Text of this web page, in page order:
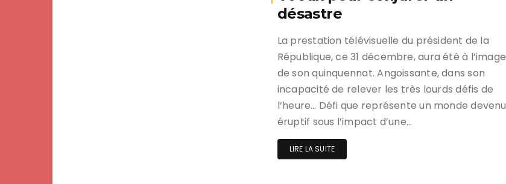
désastre
La prestation télévisuelle du président de la
République, ce 31 décembre, aura été à l’image
de son quinquennat. Angoissante, dans son
incapacité de relever les très lourds défis de
l’heure… Défi que représente un monde devenu
éruptif sous l’impact d’une…
LIRE LA SUITE